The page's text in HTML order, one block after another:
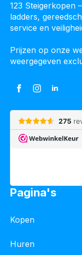
123 Steigerkopen
ladders,
service en
Prijzen op onze
weergegeven
Pagina's
Kopen
Huren